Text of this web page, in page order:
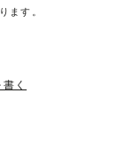
ます。
く